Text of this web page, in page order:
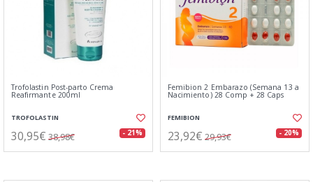
Trofolastin Post-parto Crema
Reafirmante 200ml
TROFOLASTIN
30,95€ 38,98€ - 21%
Femibion 2 Embarazo (Semana 13 a
Nacimiento) 28 Comp + 28 Caps
FEMIBION
23,92€ 29,93€ - 20%